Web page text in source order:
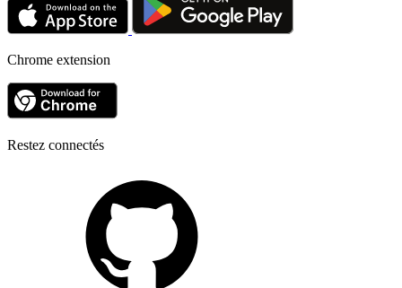
Chrome extension
Restez connectés